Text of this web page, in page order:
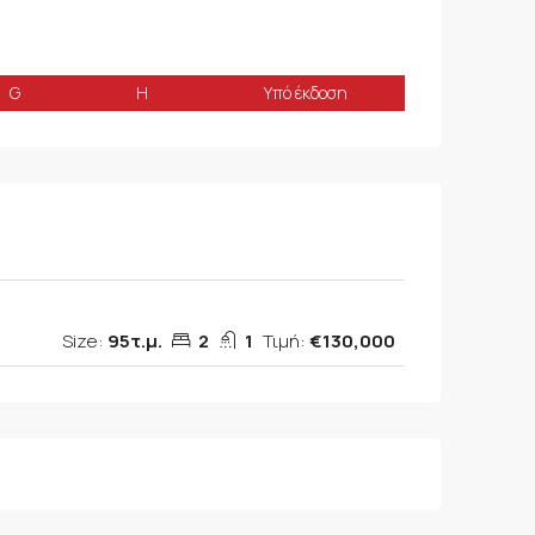
G H Υπό έκδοση
Size: 95τ.μ. 2 1 Τιμή: €130,000